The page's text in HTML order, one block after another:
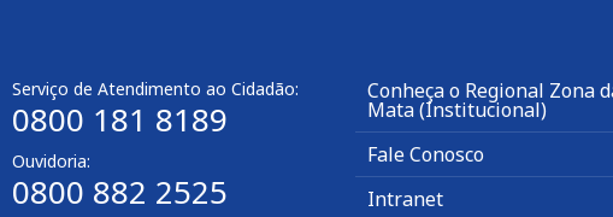
Serviço de Atendimento ao Cidadão:
0800 181 8189
Ouvidoria:
0800 882 2525
Conheça o Regional Zona
Mata (Institucional)
Fale Conosco
Intranet